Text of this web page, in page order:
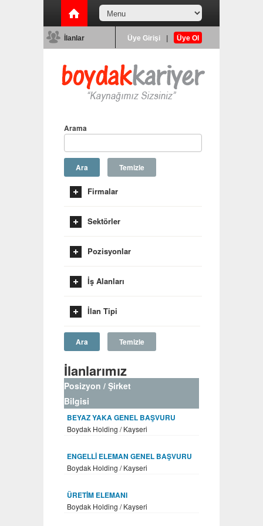
İlanlar Üye Girişi Üye Ol
Arama
Ara Temizle
Firmalar
Sektörler
Pozisyonlar
İş Alanları
İlan Tipi
Ara Temizle
İlanlarımız
Posizyon / Şirket
Bilgisi
BEYAZ YAKA GENEL BAŞVURU
Boydak Holding / Kayseri
ENGELLİ ELEMAN GENEL BAŞVURU
Boydak Holding / Kayseri
ÜRETİM ELEMANI
Boydak Holding / Kayseri